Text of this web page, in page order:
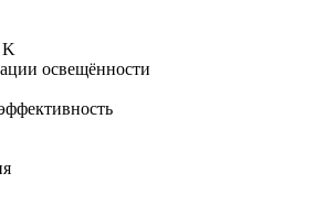
K
освещённости